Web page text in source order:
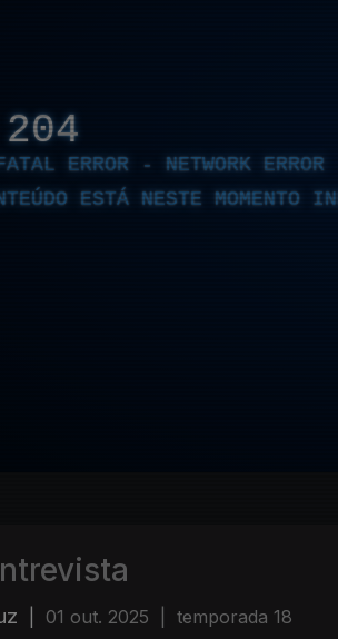
204
ERROR - NETWORK ERROR
ESTÁ NESTE MOMENTO
01 out. 2025 temporada 18